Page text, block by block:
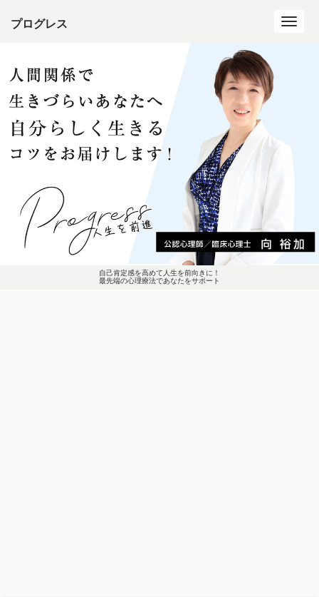
自己肯定感を高めて人生を前向きに！
最先端の心理療法であなたをサポート
プログレス